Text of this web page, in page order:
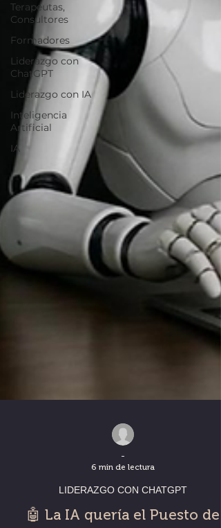
Terapeutas,
Consultores
Formadores
Liderazgo con
ChatGPT
Liderazgo con IA
Inteligencia
Artificial
IA
6 min de lectura
LIDERAZGO CON CHATGPT